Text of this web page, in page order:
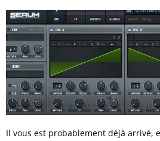
Il vous est probablement déjà arrivé,